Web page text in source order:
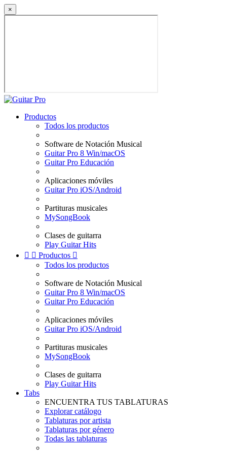
×
Productos
Todos los productos
Software de Notación Musical
Guitar Pro 8 Win/macOS
Guitar Pro Educación
Aplicaciones móviles
Guitar Pro iOS/Android
Partituras musicales
MySongBook
Clases de guitarra
Play Guitar Hits
  Productos 
Todos los productos
Software de Notación Musical
Guitar Pro 8 Win/macOS
Guitar Pro Educación
Aplicaciones móviles
Guitar Pro iOS/Android
Partituras musicales
MySongBook
Clases de guitarra
Play Guitar Hits
Tabs
ENCUENTRA TUS TABLATURAS
Explorar catálogo
Tablaturas por artista
Tablaturas por género
Todas las tablaturas